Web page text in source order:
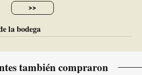
>>
la bodega
también compraron